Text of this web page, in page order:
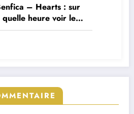
– Hearts : sur
heure voir le